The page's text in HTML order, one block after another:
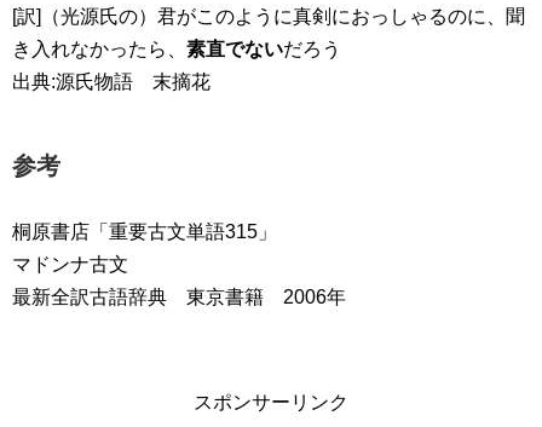
[訳]（光源氏の）君がこのように真剣におっしゃるのに、聞
き入れなかったら、 素直でないだろう
出典:源氏物語 末摘花
参考
桐原書店「重要古文単語315」
マドンナ古文
最新全訳古語辞典 東京書籍 2006年
スポンサーリンク